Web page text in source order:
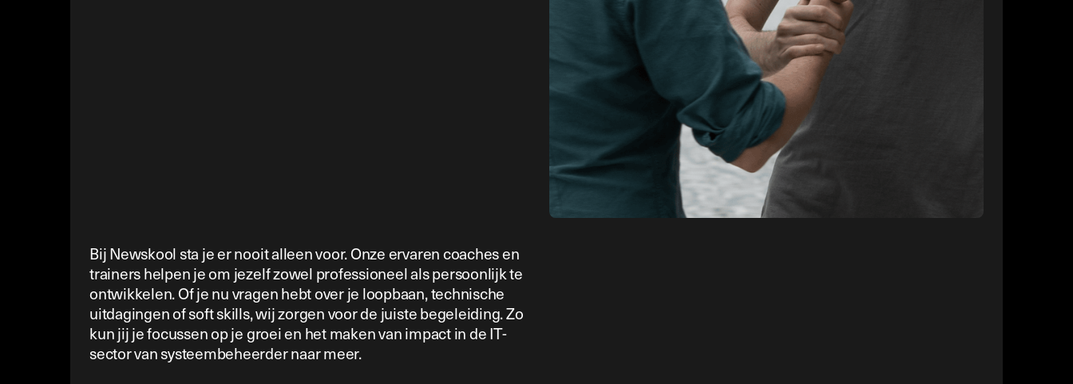
Bij Newskool sta je er nooit alleen voor. Onze ervaren coaches en
trainers helpen je om jezelf zowel professioneel als persoonlijk te
ontwikkelen. Of je nu vragen hebt over je loopbaan, technische
uitdagingen of soft skills, wij zorgen voor de juiste begeleiding. Zo
kun jij je focussen op je groei en het maken van impact in de IT-
sector van systeembeheerder naar meer.